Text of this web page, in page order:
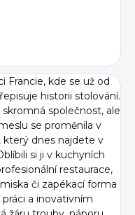
Francie, kde se už od
historii stolování.
společnost, ale
se proměnila v
který dnes najdete v
si ji v kuchyních
restaurace,
či zapékací forma
a inovativním